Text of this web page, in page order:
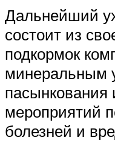
Дальнейший
состоит из
подкормок
минеральным
пасынкования
мероприятий
болезней и